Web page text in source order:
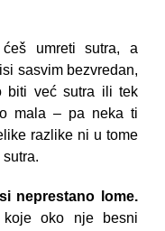
umreti sutra, a
sasvim bezvredan,
biti već sutra ili tek
mala – pa neka ti
razlike ni u tome
neprestano lome.
oko nje besni